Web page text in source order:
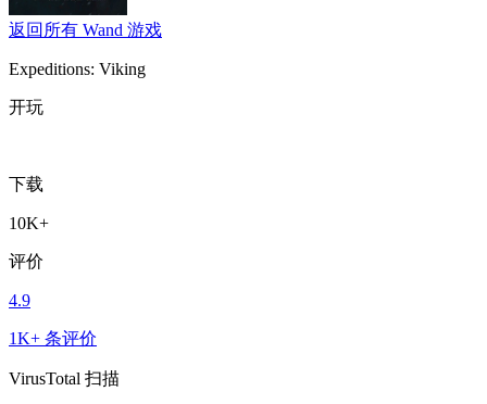
返回所有 Wand 游戏
Expeditions: Viking
开玩
下载
10K+
评价
4.9
1K+ 条评价
VirusTotal 扫描